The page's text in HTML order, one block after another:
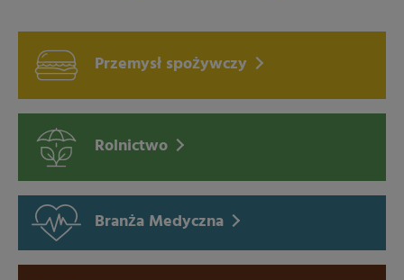
Przemysł spożywczy
Rolnictwo
Branża Medyczna